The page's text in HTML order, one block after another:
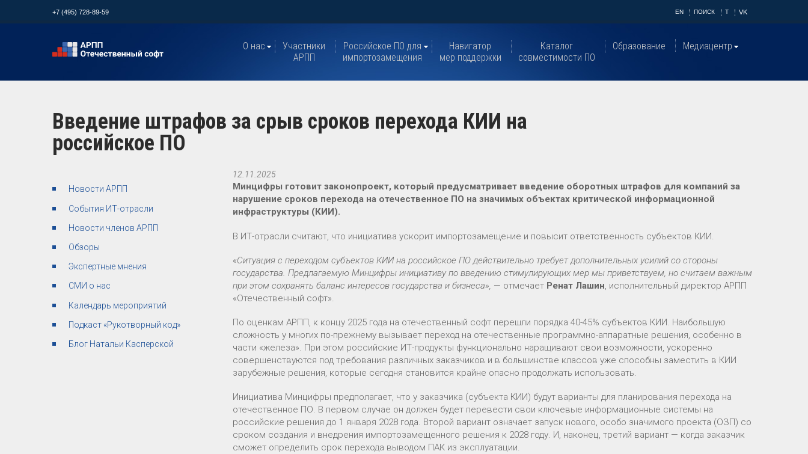
+7 (495) 728-89-59 EN ПОИСК T VK
О нас
Участники
АРПП
Российское ПО для
импортозамещения
Навигатор
мер поддержки
Каталог
совместимости ПО
Образование Медиацентр
Введение штрафов за срыв сроков перехода КИИ на
российское ПО
Новости АРПП
События ИТ-отрасли
Новости членов АРПП
Обзоры
Экспертные мнения
СМИ о нас
Календарь мероприятий
Подкаст «Рукотворный код»
Блог Натальи Касперской
12.11.2025
Минцифры готовит законопроект, который предусматривает введение оборотных штрафов для компаний за
нарушение сроков перехода на отечественное ПО на значимых объектах критической информационной
инфраструктуры (КИИ).
В ИТ-отрасли считают, что инициатива ускорит импортозамещение и повысит ответственность субъектов КИИ.
«Ситуация с переходом субъектов КИИ на российское ПО действительно требует дополнительных усилий со стороны
государства. Предлагаемую Минцифры инициативу по введению стимулирующих мер мы приветствуем, но считаем важным
при этом сохранять баланс интересов государства и бизнеса», — отмечает Ренат Лашин, исполнительный директор АРПП
«Отечественный софт».
По оценкам АРПП, к концу 2025 года на отечественный софт перешли порядка 40-45% субъектов КИИ. Наибольшую
сложность у многих по-прежнему вызывает переход на отечественные программно-аппаратные решения, особенно в
части «железа». При этом российские ИТ-продукты функционально наращивают свои возможности, ускоренно
совершенствуются под требования различных заказчиков и в большинстве классов уже способны заместить в КИИ
зарубежные решения, которые сегодня становится крайне опасно продолжать использовать.
Инициатива Минцифры предполагает, что у заказчика (субъекта КИИ) будут варианты для планирования перехода на
отечественное ПО. В первом случае он должен будет перевести свои ключевые информационные системы на
российские решения до 1 января 2028 года. Второй вариант означает запуск нового, особо значимого проекта (ОЗП) со
сроком создания и внедрения импортозамещенного решения к 2028 году. И, наконец, третий вариант — когда заказчик
сможет определить срок перехода выводом ПАК из эксплуатации.